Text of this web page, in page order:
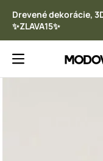
Drevené dekorácie,
✨ZLAVA15✨